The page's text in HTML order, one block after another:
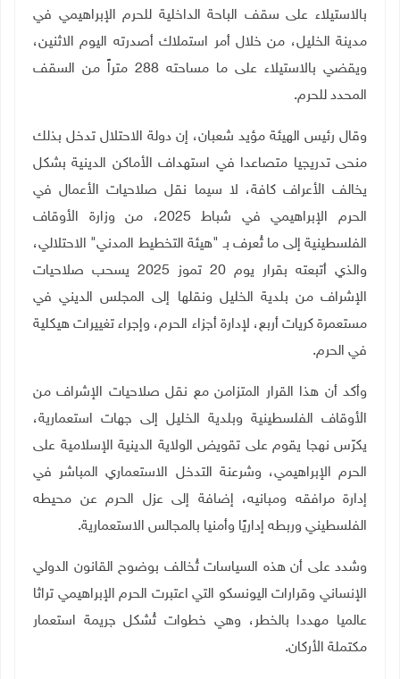
بالاستيلاء على سقف الباحة الداخلية للحرم الإبراهيمي في
مدينة الخليل، من خلال أمر استملاك أصدرته اليوم الاثنين،
ويقضي بالاستيلاء على ما مساحته 288 متراً من السقف
المحدد للحرم.
وقال رئيس الهيئة مؤيد شعبان، إن دولة الاحتلال تدخل بذلك
منحى تدريجيا متصاعدا في استهداف الأماكن الدينية بشكل
يخالف الأعراف كافة، لا سيما نقل صلاحيات الأعمال في
الحرم الإبراهيمي في شباط 2025، من وزارة الأوقاف
الفلسطينية إلى ما تُعرف بـ "هيئة التخطيط المدني" الاحتلالي،
والذي أتبعته بقرار يوم 20 تموز 2025 يسحب صلاحيات
الإشراف من بلدية الخليل ونقلها إلى المجلس الديني في
مستعمرة كريات أربع، لإدارة أجزاء الحرم، وإجراء تغييرات هيكلية
في الحرم.
وأكد أن هذا القرار المتزامن مع نقل صلاحيات الإشراف من
الأوقاف الفلسطينية وبلدية الخليل إلى جهات استعمارية،
يكرّس نهجا يقوم على تقويض الولاية الدينية الإسلامية على
الحرم الإبراهيمي، وشرعنة التدخل الاستعماري المباشر في
إدارة مرافقه ومبانيه، إضافة إلى عزل الحرم عن محيطه
الفلسطيني وربطه إداريًا وأمنيا بالمجالس الاستعمارية.
وشدد على أن هذه السياسات تُخالف بوضوح القانون الدولي
الإنساني وقرارات اليونسكو التي اعتبرت الحرم الإبراهيمي تراثا
عالميا مهددا بالخطر، وهي خطوات تُشكل جريمة استعمار
مكتملة الأركان.